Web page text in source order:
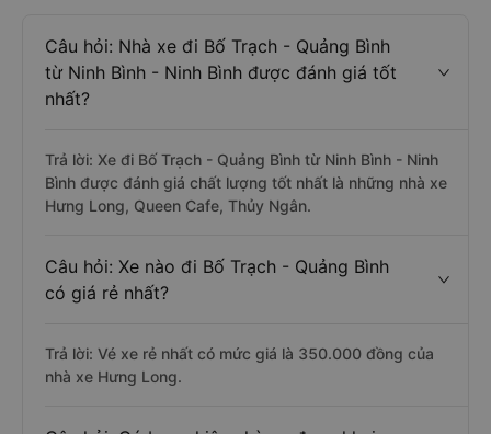
Câu hỏi: Nhà xe đi Bố Trạch - Quảng Bình
từ Ninh Bình - Ninh Bình được đánh giá tốt
nhất?
Trả lời: Xe đi Bố Trạch - Quảng Bình từ Ninh Bình - Ninh
Bình được đánh giá chất lượng tốt nhất là những nhà xe
Hưng Long, Queen Cafe, Thủy Ngân.
Câu hỏi: Xe nào đi Bố Trạch - Quảng Bình
có giá rẻ nhất?
Trả lời: Vé xe rẻ nhất có mức giá là 350.000 đồng của
nhà xe Hưng Long.